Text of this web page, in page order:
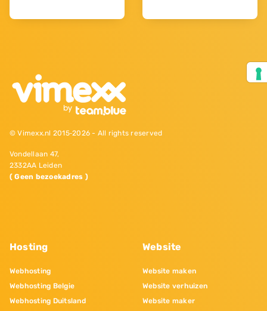
© Vimexx.nl 2015‐2026 - All rights reserved
Vondellaan 47,
2332AA Leiden
( Geen bezoekadres )
Hosting
Webhosting
Webhosting Belgie
Webhosting Duitsland
Website
Website maken
Website verhuizen
Website maker